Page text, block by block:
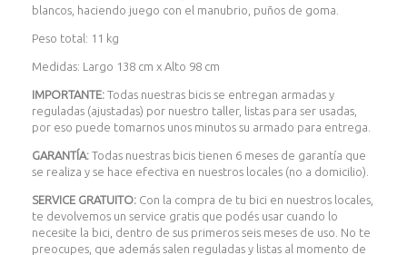
blancos, haciendo juego con el manubrio, puños de goma.
Peso total: 11 kg
Medidas: Largo 138 cm x Alto 98 cm
IMPORTANTE: Todas nuestras bicis se entregan armadas y
reguladas (ajustadas) por nuestro taller, listas para ser usadas,
por eso puede tomarnos unos minutos su armado para entrega.
GARANTÍA: Todas nuestras bicis tienen 6 meses de garantía que
se realiza y se hace efectiva en nuestros locales (no a domicilio).
SERVICE GRATUITO: Con la compra de tu bici en nuestros locales,
te devolvemos un service gratis que podés usar cuando lo
necesite la bici, dentro de sus primeros seis meses de uso. No te
preocupes, que además salen reguladas y listas al momento de